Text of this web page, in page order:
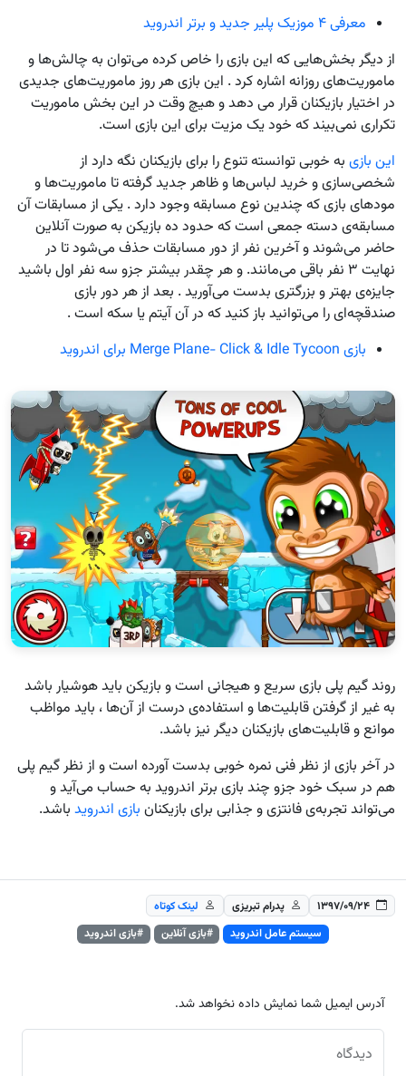
معرفی ۴ موزیک پلیر جدید و برتر اندروید
از دیگر بخش‌هایی که این بازی را خاص کرده می‌توان به چالش‌ها و
ماموریت‌های روزانه اشاره کرد . این بازی هر روز ماموریت‌های جدیدی
در اختیار بازیکنان قرار می دهد و هیچ وقت در این بخش ماموریت
تکراری نمی‌بیند که خود یک مزیت برای این بازی است.
این بازی به خوبی توانسته تنوع را برای بازیکنان نگه دارد از
شخصی‌سازی و خرید لباس‌ها و ظاهر جدید گرفته تا ماموریت‌ها و
مودهای بازی که چندین نوع مسابقه وجود دارد . یکی از مسابقات آن
مسابقه‌ی دسته جمعی است که حدود ده بازیکن به صورت آنلاین
حاضر می‌شوند و آخرین نفر از دور مسابقات حذف می‌شود تا در
نهایت ۳ نفر باقی می‌مانند. و هر چقدر بیشتر جزو سه نفر اول باشید
جایزه‌ی بهتر و بزرگتری بدست می‌آورید . بعد از هر دور بازی
صندقچه‌ای را می‌توانید باز کنید که در آن آیتم یا سکه است .
بازی Merge Plane- Click & Idle Tycoon برای اندروید
روند گیم پلی بازی سریع و هیجانی است و بازیکن باید هوشیار باشد
به غیر از گرفتن قابلیت‌ها و استفاده‌ی درست از آن‌ها ، باید مواظب
موانع و قابلیت‌های بازیکنان دیگر نیز باشد.
در آخر بازی از نظر فنی نمره خوبی بدست آورده است و از نظر گیم پلی
هم در سبک خود جزو چند بازی برتر اندروید به حساب می‌آید و
می‌تواند تجربه‌ی فانتزی و جذابی برای بازیکنان بازی اندروید باشد.
۱۳۹۷/۰۹/۲۴ پدرام تبریزی
لینک کوتاه
سیستم عامل اندروید
#بازی آنلاین #بازی اندروید
آدرس ایمیل شما نمایش داده نخواهد شد.
دیدگاه